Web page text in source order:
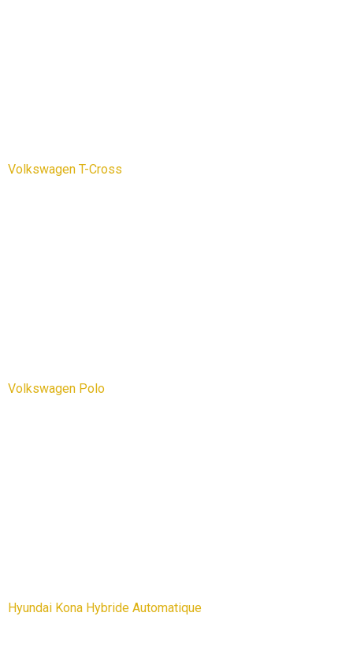
Volkswagen T-Cross
Volkswagen Polo
Hyundai Kona Hybride Automatique